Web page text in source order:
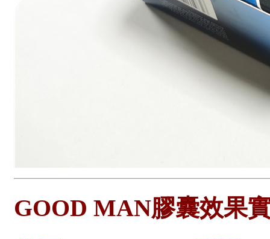
GOOD MAN膠囊效果